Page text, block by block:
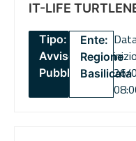
IT-LIFE
Tipo:
Avviso
Pubblico
Ente:
Regione
Basilicata
26/